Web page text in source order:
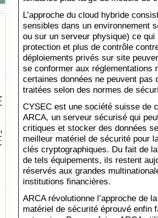
L’approche du cloud hybride
sensibles dans un environnement
ou sur un serveur physique) ce
protection et plus de contrôle
déploiements privés sur site
se conformer aux réglementations
certaines données ne peuvent
traitées selon des normes de
CYSEC est une société suisse de
ARCA, un serveur sécurisé qui
critiques et stocker des données
meilleur matériel de sécurité pour
clés cryptographiques. Du fait de
de tels équipements, ils restent
réservés aux grandes
institutions financières.
ARCA révolutionne l’approche de
matériel de sécurité éprouvé enfin